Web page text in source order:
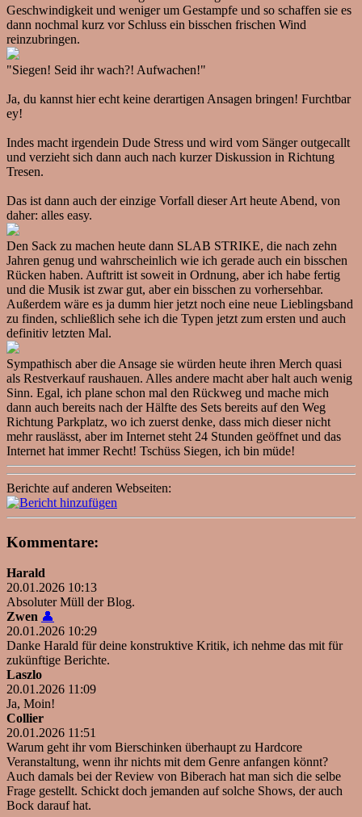
Geschwindigkeit und weniger um Gestampfe und so schaffen sie es
dann nochmal kurz vor Schluss ein bisschen frischen Wind
reinzubringen.
"Siegen! Seid ihr wach?! Aufwachen!"
Ja, du kannst hier echt keine derartigen Ansagen bringen! Furchtbar
ey!
Indes macht irgendein Dude Stress und wird vom Sänger outgecallt
und verzieht sich dann auch nach kurzer Diskussion in Richtung
Tresen.
Das ist dann auch der einzige Vorfall dieser Art heute Abend, von
daher: alles easy.
Den Sack zu machen heute dann SLAB STRIKE, die nach zehn
Jahren genug und wahrscheinlich wie ich gerade auch ein bisschen
Rücken haben. Auftritt ist soweit in Ordnung, aber ich habe fertig
und die Musik ist zwar gut, aber ein bisschen zu vorhersehbar.
Außerdem wäre es ja dumm hier jetzt noch eine neue Lieblingsband
zu finden, schließlich sehe ich die Typen jetzt zum ersten und auch
definitiv letzten Mal.
Sympathisch aber die Ansage sie würden heute ihren Merch quasi
als Restverkauf raushauen. Alles andere macht aber halt auch wenig
Sinn. Egal, ich plane schon mal den Rückweg und mache mich
dann auch bereits nach der Hälfte des Sets bereits auf den Weg
Richtung Parkplatz, wo ich zuerst denke, dass mich dieser nicht
mehr rauslässt, aber im Internet steht 24 Stunden geöffnet und das
Internet hat immer Recht! Tschüss Siegen, ich bin müde!
Berichte auf anderen Webseiten:
Kommentare:
Harald
20.01.2026 10:13
Absoluter Müll der Blog.
Zwen 👤
20.01.2026 10:29
Danke Harald für deine konstruktive Kritik, ich nehme das mit für
zukünftige Berichte.
Laszlo
20.01.2026 11:09
Ja, Moin!
Collier
20.01.2026 11:51
Warum geht ihr vom Bierschinken überhaupt zu Hardcore
Veranstaltung, wenn ihr nichts mit dem Genre anfangen könnt?
Auch damals bei der Review von Biberach hat man sich die selbe
Frage gestellt. Schickt doch jemanden auf solche Shows, der auch
Bock darauf hat.